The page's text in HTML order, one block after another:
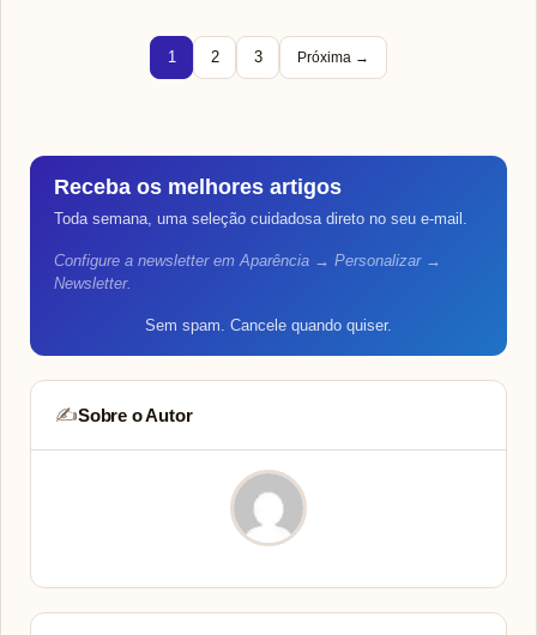
Paginação
posts
1 2 3 Próxima →
Receba os melhores artigos
Toda semana, uma seleção cuidadosa direto no seu e-mail.
Configure a newsletter em Aparência → Personalizar →
Newsletter.
Sem spam. Cancele quando quiser.
✍️Sobre o Autor